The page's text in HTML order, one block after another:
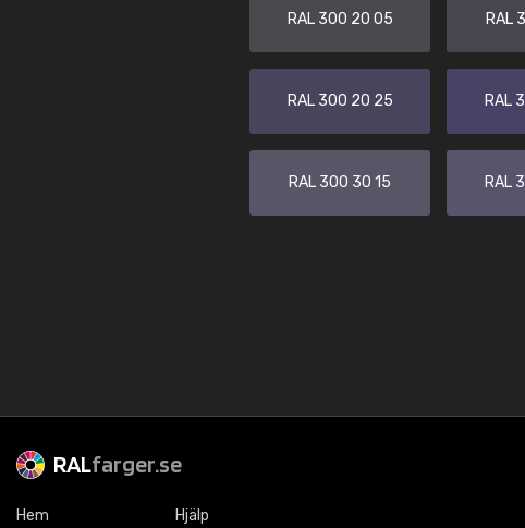
RAL 300 20 05 RAL
RAL 300 20 25 RAL
RAL 300 30 15 RAL
RALfarger.se
Hem Hjälp